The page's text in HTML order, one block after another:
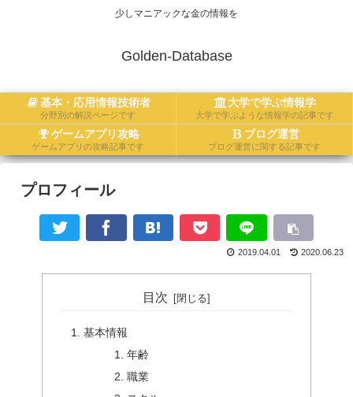
少しマニアックな金の情報を
Golden-Database
基本・応用情報技術者
分野別の解説ページです
大学で学ぶ情報学
大学で学ぶような情報学の記事です
ゲームアプリ攻略
ゲームアプリの攻略記事です
ブログ運営
ブログ運営に関する記事です
プロフィール
2020.06.23
2019.04.01
目次
基本情報
年齢
職業